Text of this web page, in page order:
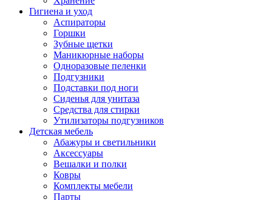
Гигиена и уход
Аспираторы
Горшки
Зубные щетки
Маникюрные наборы
Одноразовые пеленки
Подгузники
Подставки под ноги
Сиденья для унитаза
Средства для стирки
Утилизаторы подгузников
Детская мебель
Абажуры и светильники
Аксессуары
Вешалки и полки
Ковры
Комплекты мебели
Парты